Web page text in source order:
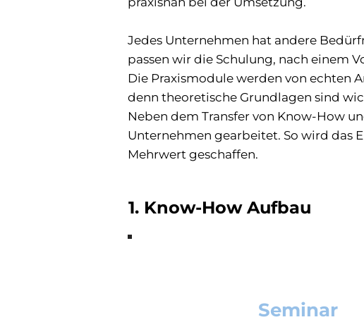
Jedes Unternehmen hat andere
passen wir die Schulung, nach einem
Die Praxismodule werden von echten
denn theoretische Grundlagen sind
Neben dem Transfer von Know-How
Unternehmen gearbeitet. So wird das
Mehrwert geschaffen.
1. Know-How Aufbau
Seminar